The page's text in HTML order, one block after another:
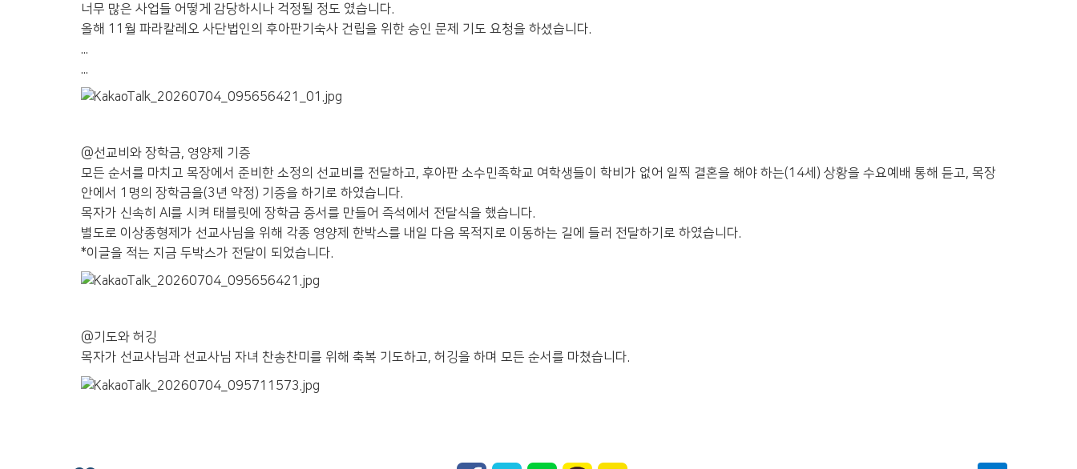
너무 많은 사업들 어떻게 감당하시나 걱정될 정도 였습니다.
올해 11월 파라칼레오 사단법인의 후아판기숙사 건립을 위한 승인 문제 기도 요청을 하셨습니다.
@선교비와 장학금, 영양제 기증
모든 순서를 마치고 목장에서 준비한 소정의 선교비를 전달하고, 후아판 소수민족학교 여학생들이 학비가 없어 일찍 결혼을 해야 하는(14세) 상황을 수요예배 통해 듣고, 목장
안에서 1명의 장학금을(3년 약정) 기증을 하기로 하였습니다.
목자가 신속히 AI를 시켜 태블릿에 장학금 증서를 만들어 즉석에서 전달식을 했습니다.
별도로 이상종형제가 선교사님을 위해 각종 영양제 한박스를 내일 다음 목적지로 이동하는 길에 들러 전달하기로 하였습니다.
*이글을 적는 지금 두박스가 전달이 되었습니다.
@기도와 허깅
목자가 선교사님과 선교사님 자녀 찬송찬미를 위해 축복 기도하고, 허깅을 하며 모든 순서를 마쳤습니다.